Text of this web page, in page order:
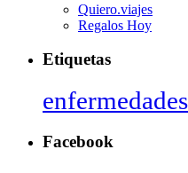
Quiero.viajes
Regalos Hoy
Etiquetas
enfermedades
Facebook